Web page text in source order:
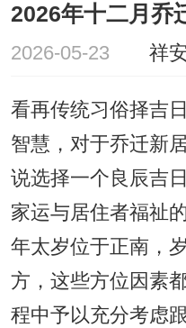
2026年十二月乔
2026-05-23 祥
看再传统习俗择吉
智慧，对于乔迁新
说选择一个良辰吉
家运与居住者福祉
年太岁位于正南，
方，这些方位因素
程中予以充分考虑